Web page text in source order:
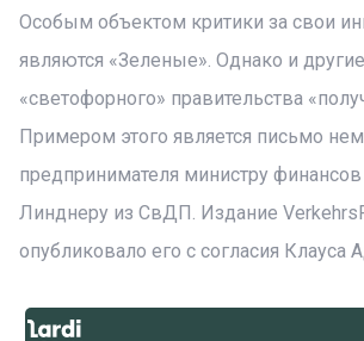
Особым объектом критики за свои
являются «Зеленые». Однако и
«светофорного» правительства
Примером этого является письмо
предпринимателя министру финансов
Линднеру из СвДП. Издание
опубликовало его с согласия Клауса